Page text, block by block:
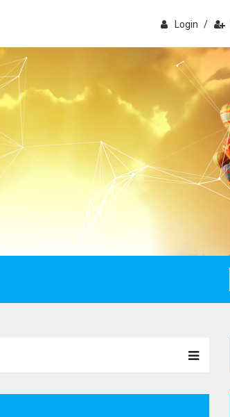
Login /